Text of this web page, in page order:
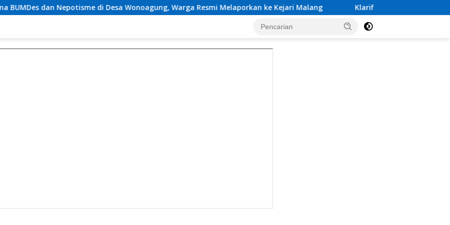
di Desa Wonoagung, Warga Resmi Melaporkan ke Kejari Malang Klarifikasi Tim Investigasi Dugaan Calo